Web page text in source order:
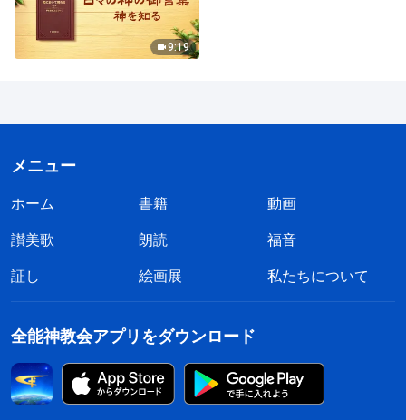
9:19
メニュー
ホーム 書籍
動画
讃美歌
朗読
福音
証し
絵画展 私たちについて
全能神教会アプリをダウンロード